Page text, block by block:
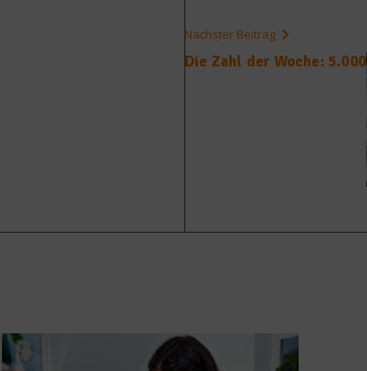
Nächster Beitrag
Die Zahl der Woche: 5.000